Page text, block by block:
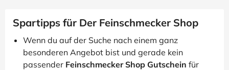
Spartipps für Der Feinschmecker Shop
Wenn du auf der Suche nach einem ganz
besonderen Angebot bist und gerade kein
passender Feinschmecker Shop Gutschein für